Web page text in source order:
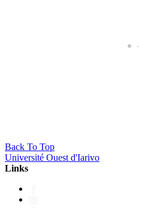
Back To Top
Université Ouest d'Iarivo
Links